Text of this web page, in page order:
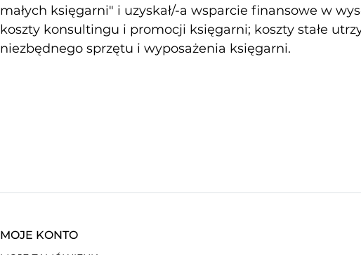
małych księgarni" i uzyskał/-a wsparcie finansowe w
koszty konsultingu i promocji księgarni; koszty stałe
niezbędnego sprzętu i wyposażenia księgarni.
MOJE KONTO